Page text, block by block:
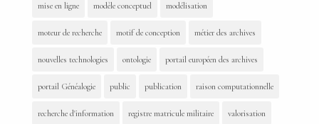
mise en ligne modèle conceptuel modélisation
moteur de recherche motif de conception métier des archives
nouvelles technologies ontologie portail européen des archives
portail Généalogie public publication raison computationnelle
recherche d'information registre matricule militaire valorisation